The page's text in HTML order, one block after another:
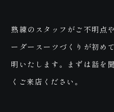
熟練のスタッフがご不明点
ーダースーツづくりが初め
明いたします。まずは話を
くご来店ください。